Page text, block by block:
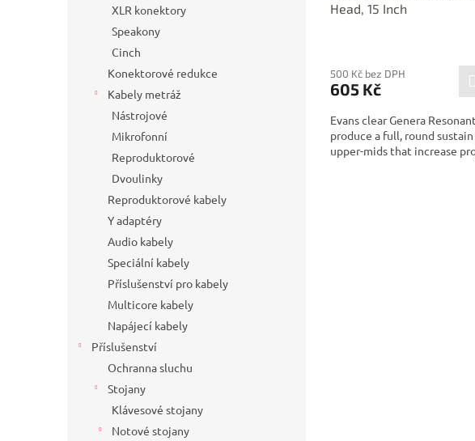
XLR konektory
Speakony
Cinch
Konektorové redukce
Kabely metráž
Nástrojové
Mikrofonní
Reproduktorové
Dvoulinky
Reproduktorové kabely
Y adaptéry
Audio kabely
Speciální kabely
Příslušenství pro kabely
Multicore kabely
Napájecí kabely
Příslušenství
Ochranna sluchu
Stojany
Klávesové stojany
Notové stojany
Head, 15 Inch
500 Kč bez DPH
605 Kč
Evans clear Genera
produce a full, round
upper-mids that increase